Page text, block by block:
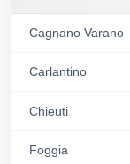
Cagnano Varano
Carlantino
Chieuti
Foggia